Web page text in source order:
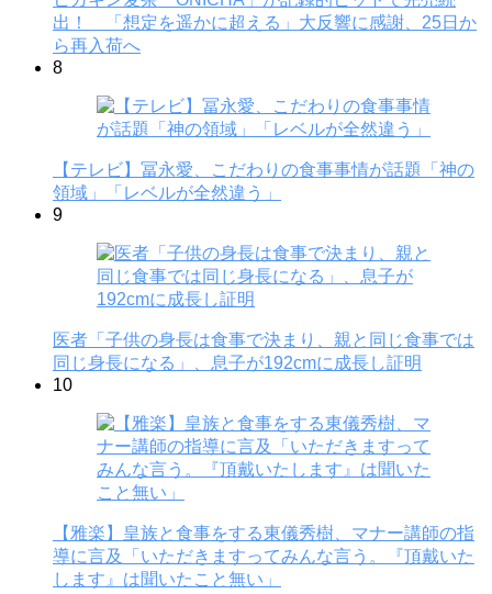
出！ 「想定を遥かに超える」大反響に感謝、25日か
ら再入荷へ
8
【テレビ】冨永愛、こだわりの食事事情が話題「神の
領域」「レベルが全然違う」
9
医者「子供の身長は食事で決まり、親と同じ食事では
同じ身長になる」、息子が192cmに成長し証明
10
【雅楽】皇族と食事をする東儀秀樹、マナー講師の指
導に言及「いただきますってみんな言う。『頂戴いた
します』は聞いたこと無い」